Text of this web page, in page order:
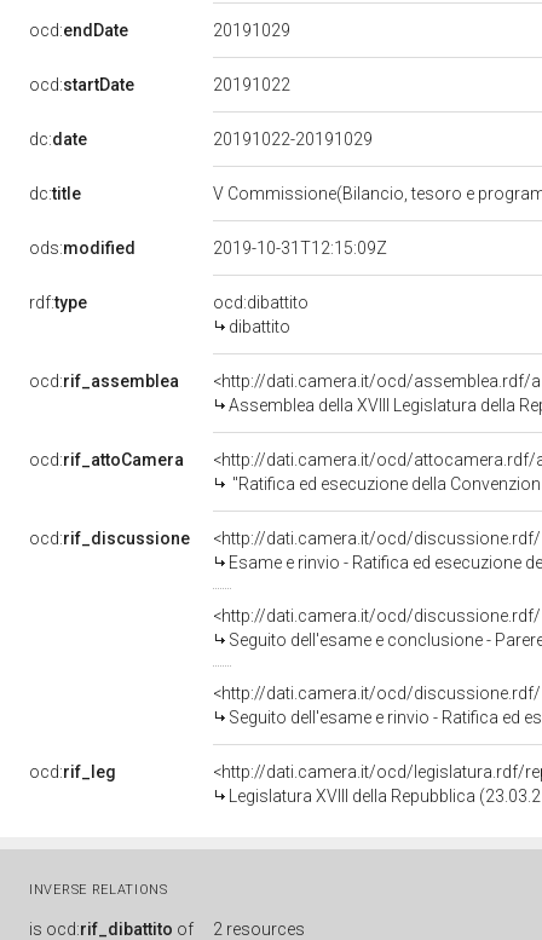
ocd:endDate 20191029
ocd:startDate 20191022
dc:date 20191022-20191029
dc:title V Commissione(Bilancio, tesoro e
ods:modified 2019-10-31T12:15:09Z
rdf:type
ocd:dibattito
dibattito
ocd:rif_assemblea
<http://dati.camera.it/ocd/assemblea.rdf/
Assemblea della XVIII Legislatura della
ocd:rif_attoCamera
<http://dati.camera.it/ocd/attocamera.rdf/
"Ratifica ed esecuzione della Convenzione tra la Repubblica italiana e la Repubblica
ocd:rif_discussione
<http://dati.camera.it/ocd/discussione.rdf/
Esame e rinvio - Ratifica ed esecuzione della Convenzione tra la Repubblica italiana e la
<http://dati.camera.it/ocd/discussione.rdf/
Seguito dell'esame e conclusione - Parere favorevole con condizione, volta a garantire il rispetto dell'articolo 81 della Costituzione -
<http://dati.camera.it/ocd/discussione.rdf/
Seguito dell'esame e rinvio - Ratifica ed esecuzione della Convenzione tra la Repubblica italiana e la
ocd:rif_leg
<http://dati.camera.it/ocd/legislatura.rdf/
Legislatura XVIII della Repubblica
INVERSE RELATIONS
is ocd:rif_dibattito of 2 resources